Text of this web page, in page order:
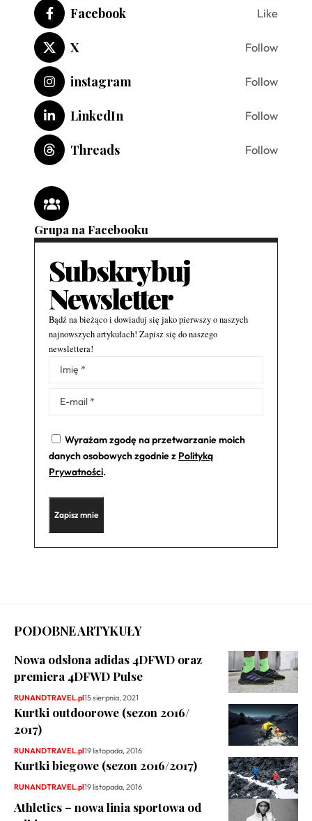
Facebook Like
X Follow
instagram Follow
LinkedIn Follow
Threads Follow
Grupa na Facebooku
Subskrybuj
Newsletter
Bądź na bieżąco i dowiaduj się jako pierwszy o naszych
najnowszych artykułach! Zapisz się do naszego
newslettera!
Wyrażam zgodę na przetwarzanie moich
danych osobowych zgodnie z Polityką
Prywatności.
Alternative:
PODOBNE ARTYKUŁY
Nowa odsłona adidas 4DFWD oraz
premiera 4DFWD Pulse
RUNANDTRAVEL.pl15 sierpnia, 2021
Kurtki outdoorowe (sezon 2016/
2017)
RUNANDTRAVEL.pl19 listopada, 2016
Kurtki biegowe (sezon 2016/2017)
RUNANDTRAVEL.pl19 listopada, 2016
Athletics – nowa linia sportowa od